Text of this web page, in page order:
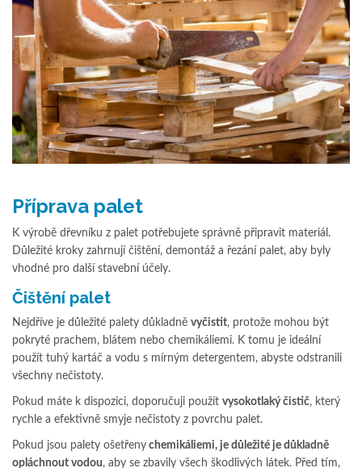
Příprava palet
K výrobě dřevníku z palet potřebujete správně připravit materiál.
Důležité kroky zahrnují čištění, demontáž a řezání palet, aby byly
vhodné pro další stavební účely.
Čištění palet
Nejdříve je důležité palety důkladně vyčistit, protože mohou být
pokryté prachem, blátem nebo chemikáliemi. K tomu je ideální
použít tuhý kartáč a vodu s mírným detergentem, abyste odstranili
všechny nečistoty.
Pokud máte k dispozici, doporučuji použít vysokotlaký čistič, který
rychle a efektivně smyje nečistoty z povrchu palet.
Pokud jsou palety ošetřeny chemikáliemi, je důležité je důkladně
opláchnout vodou, aby se zbavily všech škodlivých látek. Před tím,